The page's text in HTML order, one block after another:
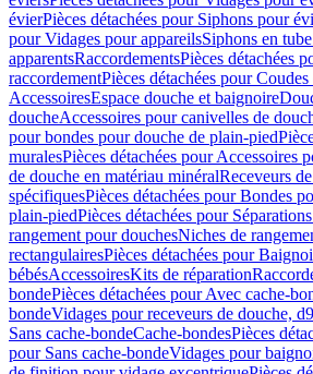
évierPièces détachées pour Siphons pour
pour Vidages pour appareilsSiphons en
apparentsRaccordementsPièces détachées
raccordementPièces détachées pour
AccessoiresEspace douche et baignoire
doucheAccessoires pour canivelles de
pour bondes pour douche de plain-pied
muralesPièces détachées pour Accessoires
de douche en matériau minéralReceveurs
spécifiquesPièces détachées pour Bondes
plain-piedPièces détachées pour
rangement pour douchesNiches de
rectangulairesPièces détachées pour
bébésAccessoiresKits de réparation
bondePièces détachées pour Avec cache-
bondeVidages pour receveurs de douche,
Sans cache-bondeCache-bondesPièces
pour Sans cache-bondeVidages pour